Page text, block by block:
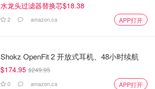
水龙头过滤器替换芯$18.38
2 amazon.ca APP打开
Shokz OpenFit 2 开放式耳机、48小时续航
$174.95 $249.95
0 amazon.ca APP打开